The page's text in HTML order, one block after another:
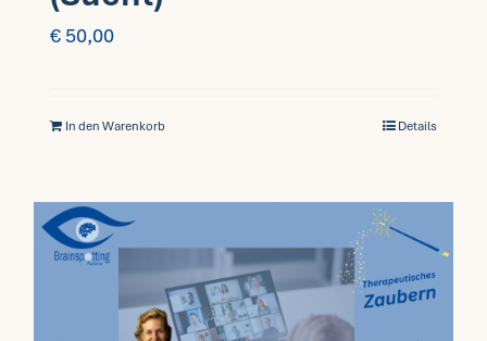
€ 50,00
In den Warenkorb Details